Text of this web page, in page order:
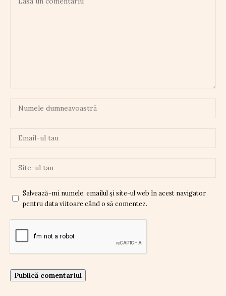
Salvează-mi numele, emailul și site-ul web în acest navigator
pentru data viitoare când o să comentez.